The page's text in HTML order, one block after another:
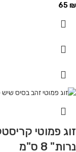
65₪
זוג פמוטי
נרות" 8 ס"מ